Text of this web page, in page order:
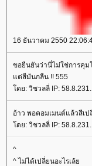
16 ธันวาคม 2550
ขอยืนยันว่านี่ไม่ใช่การคุม
ต่สีมันกลืน !! 555
ดย: วิชวลลี่ IP:
อ้าว พอคอมเมนต์แล้วสีเ
ดย: วิชวลลี่ IP:
^
^ ไม่ได้เปลี่ยนอะไรเล้